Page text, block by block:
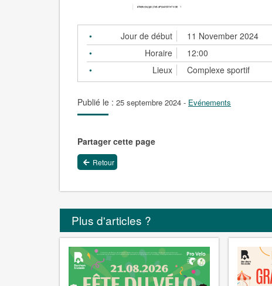
Jour de début
11 November 2024
Horaire
12:00
Lieux
Complexe sportif
Publié le : 25 septembre 2024 - Evénements
Partager cette page
Retour
Plus d'articles ?